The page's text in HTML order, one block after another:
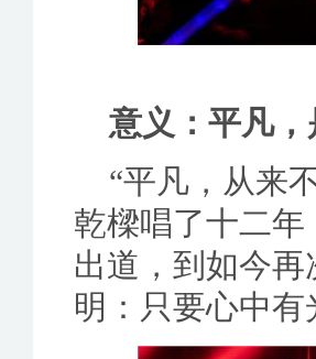
意义：平凡
“平凡，从来
乾樑唱了十二
出道，到如今
明：只要心中